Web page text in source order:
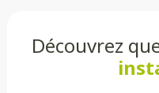
Découvrez